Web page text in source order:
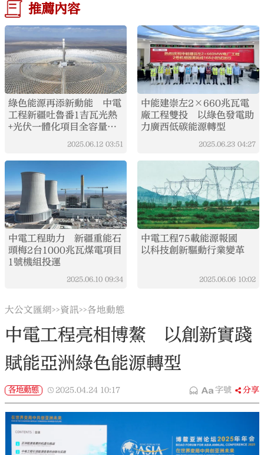
推薦內容
綠色能源再添新動能 中電
工程新疆吐魯番1吉瓦光熱
+光伏一體化項目全容量併
2025.06.12 03:51
中能建崇左2×660兆瓦電
廠工程雙投 以綠色發電助
力廣西低碳能源轉型
2025.06.23 04:27
中電工程助力 新疆重能石
頭梅2台1000兆瓦煤電項目
1號機組投運
2025.06.10 09:34
中電工程75載能源報國
以科技創新驅動行業變革
2025.06.06 10:02
大公文匯網>>資訊>>各地動態
中電工程亮相博鰲 以創新實踐
賦能亞洲綠色能源轉型
各地動態 2025.04.24 10:17 字號 分享